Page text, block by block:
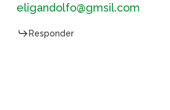
eligandolfo@gmsil.com
Responder